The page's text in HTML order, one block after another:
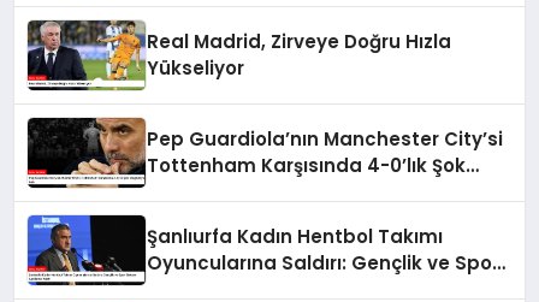
Real Madrid, Zirveye Doğru Hızla
Yükseliyor
Pep Guardiola’nın Manchester City’si
Tottenham Karşısında 4-0’lık Şok
Şanlıurfa Kadın Hentbol Takımı
Oyuncularına Saldırı: Gençlik ve Spor